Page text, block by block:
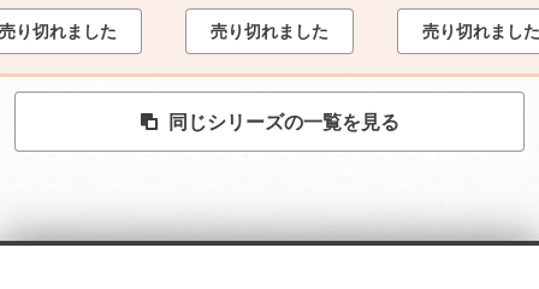
売り切れました 売り切れました 売り切れました
同じシリーズの一覧を見る